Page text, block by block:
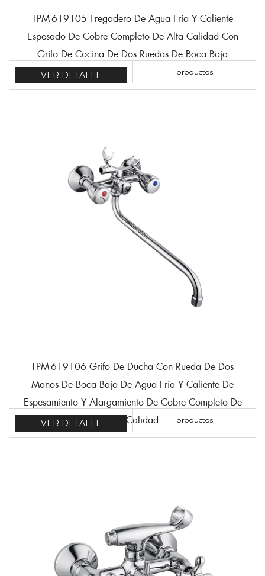
TPM-619105 Fregadero De Agua Fría Y Caliente
Espesado De Cobre Completo De Alta Calidad Con
Grifo De Cocina De Dos Ruedas De Boca Baja
VER DETALLE productos
TPM-619106 Grifo De Ducha Con Rueda De Dos
Manos De Boca Baja De Agua Fría Y Caliente De
Espesamiento Y Alargamiento De Cobre Completo De
Alta Calidad
VER DETALLE productos